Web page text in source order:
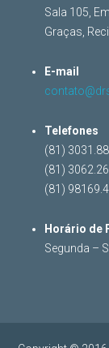
Sala 105,
Graças,
E-mail
Telefones
(81)
(81)
(81)
Horário de
Segunda –